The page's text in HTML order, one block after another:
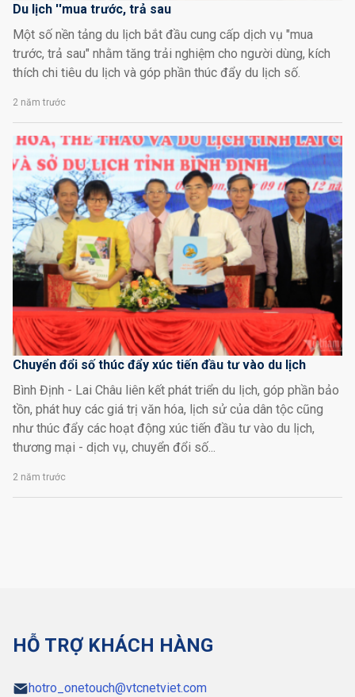
Du lịch ''mua trước, trả sau
Một số nền tảng du lịch bắt đầu cung cấp dịch vụ "mua
trước, trả sau" nhằm tăng trải nghiệm cho người dùng, kích
thích chi tiêu du lịch và góp phần thúc đẩy du lịch số.
2 năm trước
Chuyển đổi số thúc đẩy xúc tiến đầu tư vào du lịch
Bình Định - Lai Châu liên kết phát triển du lịch, góp phần bảo
tồn, phát huy các giá trị văn hóa, lịch sử của dân tộc cũng
như thúc đẩy các hoạt động xúc tiến đầu tư vào du lịch,
thương mại - dịch vụ, chuyển đổi số...
2 năm trước
HỖ TRỢ KHÁCH HÀNG
hotro_onetouch@vtcnetviet.com